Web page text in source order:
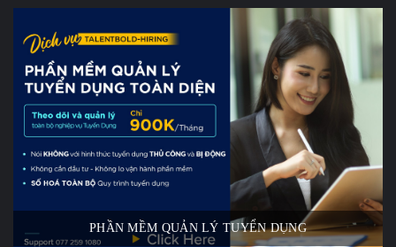
PHẦN MỀM QUẢN LÝ TUYỂN DỤNG